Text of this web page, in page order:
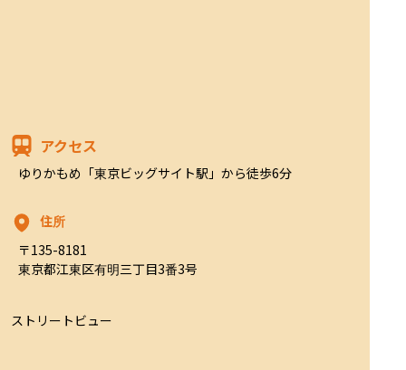
アクセス
ゆりかもめ「東京ビッグサイト駅」から徒歩6分
住所
〒135-8181
東京都江東区有明三丁目3番3号
ストリートビュー